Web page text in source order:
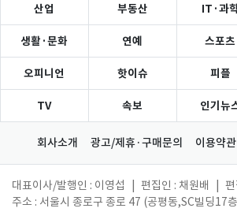
산업 부동산 IT·과
생활·문화 연예 스포츠
오피니언 핫이슈 피플
TV 속보 인기뉴
회사소개 광고/제휴·구매문의 이용약
대표이사/발행인 : 이영섭 편집인 : 채원배
주소 : 서울시 종로구 종로 47 (공평동,SC빌딩17